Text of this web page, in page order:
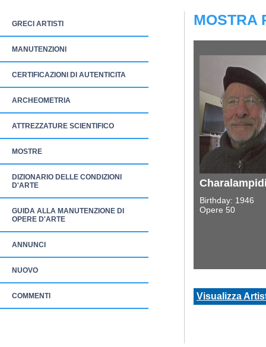
GRECI ARTISTI
MANUTENZIONI
CERTIFICAZIONI DI AUTENTICITA
ARCHEOMETRIA
ATTREZZATURE SCIENTIFICO
MOSTRE
DIZIONARIO DELLE CONDIZIONI
D'ARTE
GUIDA ALLA MANUTENZIONE DI
OPERE D'ARTE
ANNUNCI
NUOVO
COMMENTI
MOSTRA
Birthday: 1946
Opere 50
Visualizza